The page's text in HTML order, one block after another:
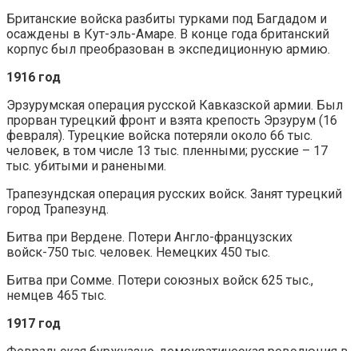
Британские войска разбиты турками под Багдадом и
осаждены в Кут-эль-Амаре. В конце года британский
корпус был преобразован в экспедиционную армию.
1916 год
Эрзурумская операция русской Кавказской армии. Был
прорван турецкий фронт и взята крепость Эрзурум (16
февраля). Турецкие войска потеряли около 66 тыс.
человек, в том числе 13 тыс. пленными; русские – 17
тыс. убитыми и ранеными.
Трапезундская операция русских войск. Занят турецкий
город Трапезунд.
Битва при Вердене. Потери Англо-французских
войск-750 тыс. человек. Немецких 450 тыс.
Битва при Сомме. Потери союзных войск 625 тыс.,
немцев 465 тыс.
1917 год